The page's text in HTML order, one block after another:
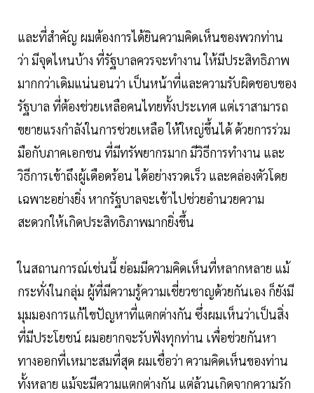
และที่สำคัญ ผมต้องการได้ยินความคิดเห็นของพวกท่าน
ว่า มีจุดไหนบ้าง ที่รัฐบาลควรจะทำงาน ให้มีประสิทธิภาพ
มากกว่าเดิมแน่นอนว่า เป็นหน้าที่และความรับผิดชอบของ
รัฐบาล ที่ต้องช่วยเหลือคนไทยทั้งประเทศ แต่เราสามารถ
ขยายแรงกำลังในการช่วยเหลือ ให้ใหญ่ขึ้นได้ ด้วยการร่วม
มือกับภาคเอกชน ที่มีทรัพยากรมาก มีวิธีการทำงาน และ
วิธีการเข้าถึงผู้เดือดร้อน ได้อย่างรวดเร็ว และคล่องตัวโดย
เฉพาะอย่างยิ่ง หากรัฐบาลจะเข้าไปช่วยอำนวยความ
สะดวกให้เกิดประสิทธิภาพมากยิ่งขึ้น
ในสถานการณ์เช่นนี้ ย่อมมีความคิดเห็นที่หลากหลาย แม้
กระทั่งในกลุ่ม ผู้ที่มีความรู้ความเชี่ยวชาญด้วยกันเอง ก็ยังมี
มุมมองการแก้ไขปัญหาที่แตกต่างกัน ซึ่งผมเห็นว่าเป็นสิ่ง
ที่มีประโยชน์ ผมอยากจะรับฟังทุกท่าน เพื่อช่วยกันหา
ทางออกที่เหมาะสมที่สุด ผมเชื่อว่า ความคิดเห็นของท่าน
ทั้งหลาย แม้จะมีความแตกต่างกัน แต่ล้วนเกิดจากความรัก